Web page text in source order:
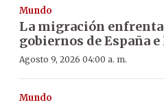
Mundo
La migración enfrenta
gobiernos de España
Agosto 9, 2026 04:00 a. m.
Mundo